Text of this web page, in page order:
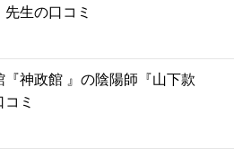
先生の口コミ
神政館 』の陰陽師『山下款
ミ